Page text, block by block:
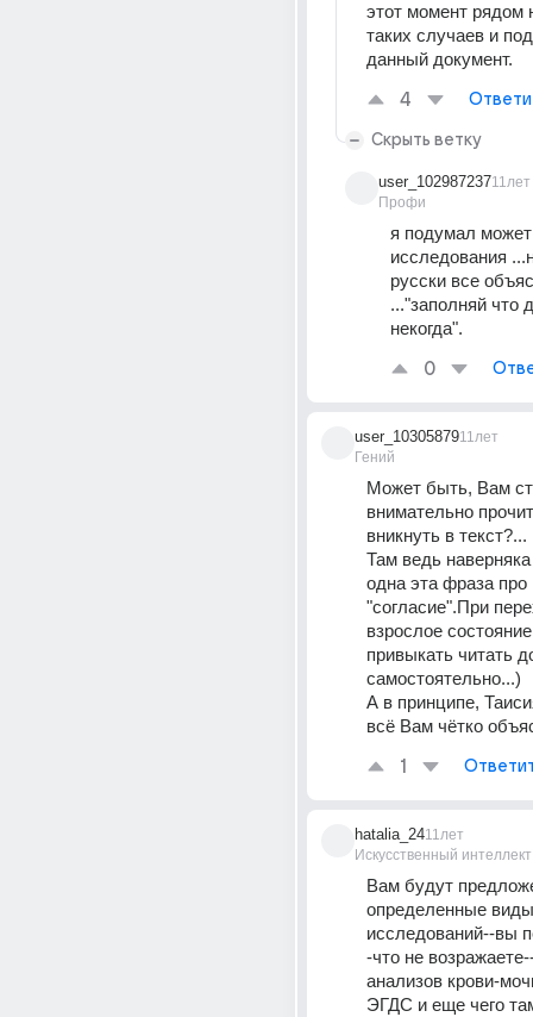
этот момент рядом
таких случаев и
данный документ.
4
Скрыть ветку
user_102987237
Профи
11лет
я подумал может
исследования
русски все
..."заполняй что
некогда".
0
user_10305879
Гений
11лет
Может быть, Вам
внимательно
вникнуть в текст?...
Там ведь
одна эта фраза про
"согласие".При
взрослое
привыкать читать
самостоятельно...)
А в принципе,
всё Вам чётко
1
hatalia_24
Искусственный интеллект
11лет
Вам будут
определенные
исследований--вы
-что не
анализов крови-
ЭГДС и еще чего